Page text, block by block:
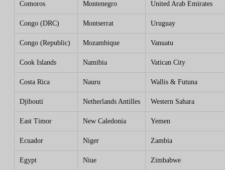
Comoros Montenegro United Arab Emirates
Congo (DRC) Montserrat Uruguay
Congo (Republic) Mozambique Vanuatu
Cook Islands Namibia Vatican City
Costa Rica Nauru Wallis & Futuna
Djibouti Netherlands Antilles Western Sahara
East Timor New Caledonia Yemen
Ecuador Niger Zambia
Egypt Niue Zimbabwe